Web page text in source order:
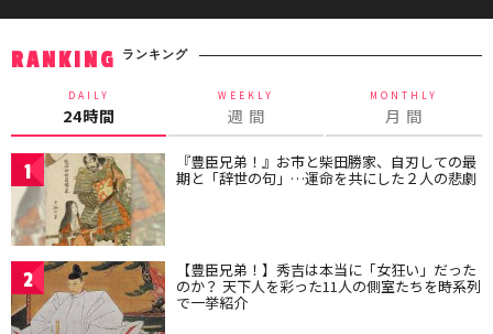
RANKING ランキング
DAILY
24時間
WEEKLY
週 間
MONTHLY
月 間
1 『豊臣兄弟！』お市と柴田勝家、自刃しての最
期と「辞世の句」…運命を共にした２人の悲劇
2 【豊臣兄弟！】秀吉は本当に「女狂い」だった
のか？ 天下人を彩った11人の側室たちを時系列
で一挙紹介